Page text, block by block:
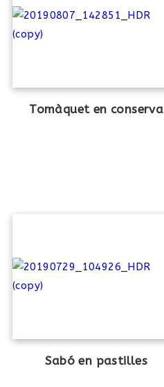
Tomàquet en conserva
Sabó en pastilles